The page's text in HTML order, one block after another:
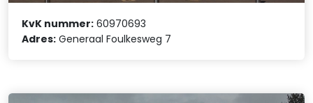
KvK nummer: 60970693
Adres: Generaal Foulkesweg 7